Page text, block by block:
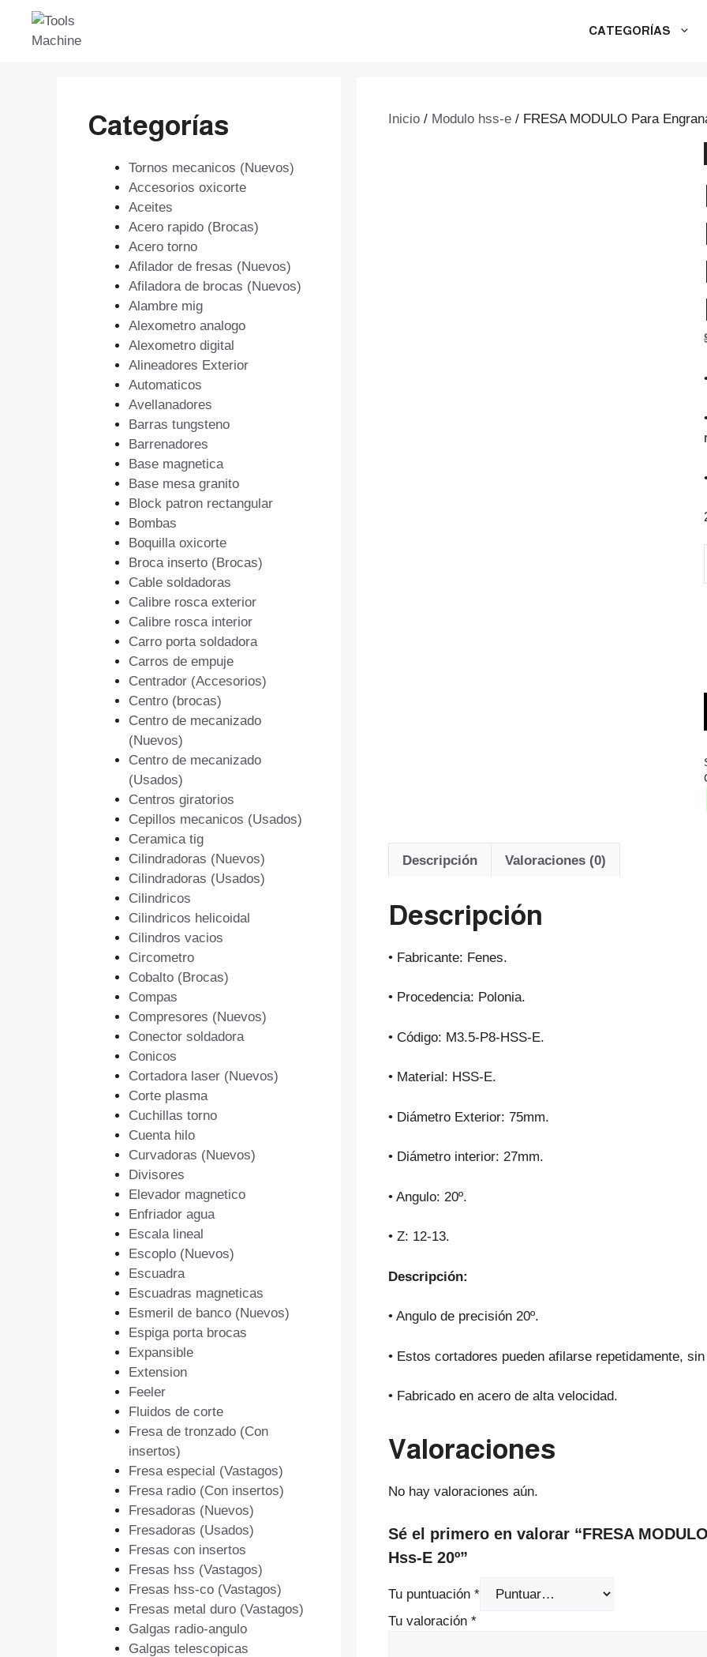
Saltar
contenido
CATEGORÍAS
Inicio / Modulo hss-e / FRESA MODULO Para
Descripción Valoraciones (0)
Descripción
• Fabricante: Fenes.
• Procedencia: Polonia.
• Código: M3.5-P8-HSS-E.
• Material: HSS-E.
• Diámetro Exterior: 75mm.
• Diámetro interior: 27mm.
• Angulo: 20º.
• Z: 12-13.
Descripción:
• Angulo de precisión 20º.
• Estos cortadores pueden afilarse repetidamente,
• Fabricado en acero de alta velocidad.
Valoraciones
No hay valoraciones aún.
Sé el primero en valorar “FRESA
Hss-E 20º”
Tu puntuación *
Tu valoración *
Categorías
Tornos mecanicos (Nuevos)
Accesorios oxicorte
Aceites
Acero rapido (Brocas)
Acero torno
Afilador de fresas (Nuevos)
Afiladora de brocas (Nuevos)
Alambre mig
Alexometro analogo
Alexometro digital
Alineadores Exterior
Automaticos
Avellanadores
Barras tungsteno
Barrenadores
Base magnetica
Base mesa granito
Block patron rectangular
Bombas
Boquilla oxicorte
Broca inserto (Brocas)
Cable soldadoras
Calibre rosca exterior
Calibre rosca interior
Carro porta soldadora
Carros de empuje
Centrador (Accesorios)
Centro (brocas)
Centro de mecanizado
(Nuevos)
Centro de mecanizado
(Usados)
Centros giratorios
Cepillos mecanicos (Usados)
Ceramica tig
Cilindradoras (Nuevos)
Cilindradoras (Usados)
Cilindricos
Cilindricos helicoidal
Cilindros vacios
Circometro
Cobalto (Brocas)
Compas
Compresores (Nuevos)
Conector soldadora
Conicos
Cortadora laser (Nuevos)
Corte plasma
Cuchillas torno
Cuenta hilo
Curvadoras (Nuevos)
Divisores
Elevador magnetico
Enfriador agua
Escala lineal
Escoplo (Nuevos)
Escuadra
Escuadras magneticas
Esmeril de banco (Nuevos)
Espiga porta brocas
Expansible
Extension
Feeler
Fluidos de corte
Fresa de tronzado (Con
insertos)
Fresa especial (Vastagos)
Fresa radio (Con insertos)
Fresadoras (Nuevos)
Fresadoras (Usados)
Fresas con insertos
Fresas hss (Vastagos)
Fresas hss-co (Vastagos)
Fresas metal duro (Vastagos)
Galgas radio-angulo
Galgas telescopicas